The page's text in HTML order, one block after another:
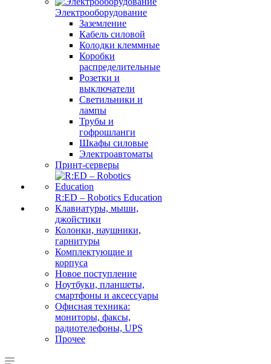
Электрооборудование
Заземление
Кабель силовой
Колодки клеммные
Коробки
распределительные
Розетки и
выключатели
Светильники и
лампы
Трубы и
гофрошланги
Шкафы силовые
Электроавтоматы
Принт-серверы
R:ED – Robotics Education
Клавиатуры, мыши,
джойстики
Колонки, наушники,
гарнитуры
Комплектующие и
корпуса
Новое поступление
Ноутбуки, планшеты,
смартфоны и аксессуары
Офисная техника:
мониторы, факсы,
радиотелефоны, UPS
Прочее